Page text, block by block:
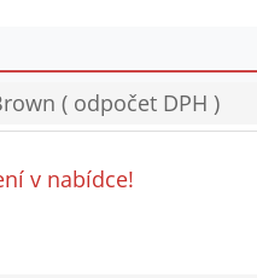
( odpočet DPH )
v nabídce!